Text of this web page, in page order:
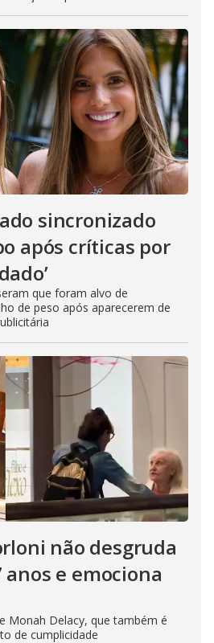
sincronizado
após críticas por
que foram alvo de
de peso após aparecerem de
não desgruda
anos e emociona
Monah Delacy, que também é
de cumplicidade